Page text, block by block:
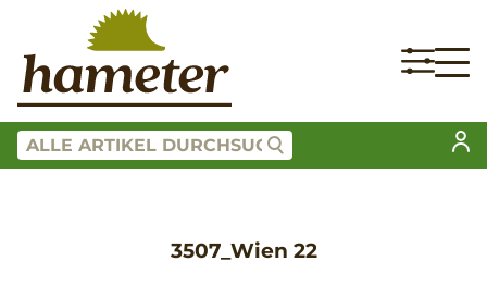
3507_Wien 22